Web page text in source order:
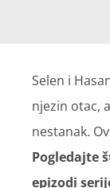
Selen i
njezin otac,
nestanak.
Pogledajte
epizodi